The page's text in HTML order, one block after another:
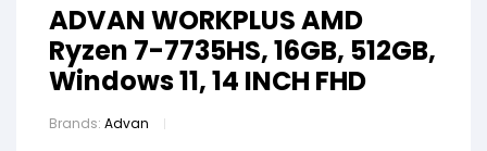
ADVAN WORKPLUS AMD
Ryzen 7-7735HS, 16GB, 512GB,
Windows 11, 14 INCH FHD
Brands: Advan